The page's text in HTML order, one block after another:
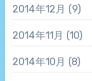
2014年12月 (9)
2014年11月 (10)
2014年10月 (8)